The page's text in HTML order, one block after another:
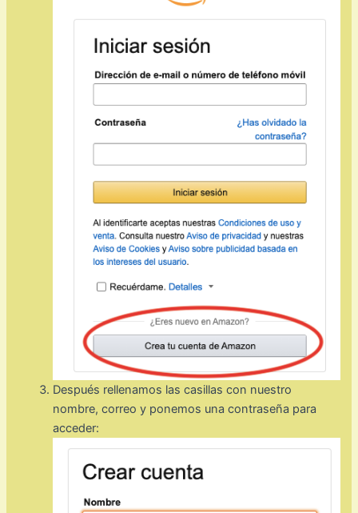
Después rellenamos las casillas con nuestro
nombre, correo y ponemos una contraseña para
acceder: